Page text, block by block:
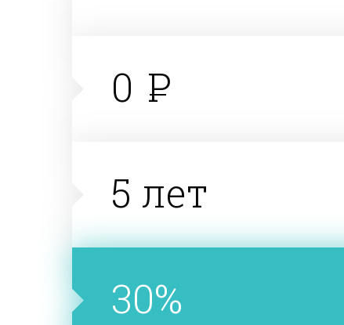
0
5 лет
30%